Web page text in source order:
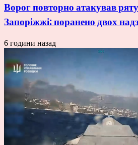
Ворог повторно атакував
Запоріжжі: поранено двох
6 години назад